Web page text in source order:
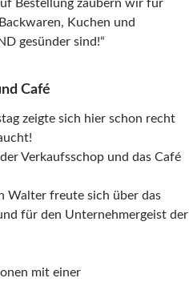
Bestellung zaubern wir für
Kuchen und
gesünder sind!“
Café
zeigte sich hier schon recht
Verkaufsschop und das Café
Walter freute sich über das
für den Unternehmergeist der
mit einer